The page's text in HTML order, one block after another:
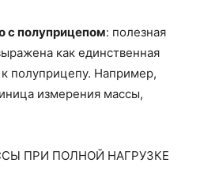
с полуприцепом: полезная
как единственная
полуприцепу. Например,
измерения массы,
ПРИ ПОЛНОЙ НАГРУЗКЕ